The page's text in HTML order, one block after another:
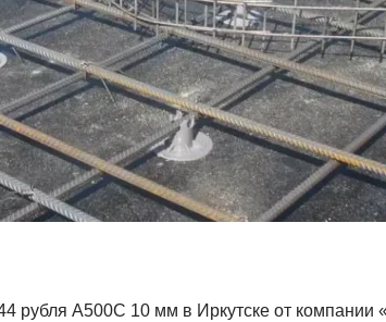
рубля А500С 10 мм в Иркутске от компании